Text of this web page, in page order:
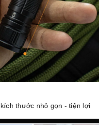
thước nhỏ gọn - tiện lợi